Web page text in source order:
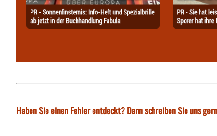
Haben Sie einen Fehler entdeckt? Dann schreiben Sie uns